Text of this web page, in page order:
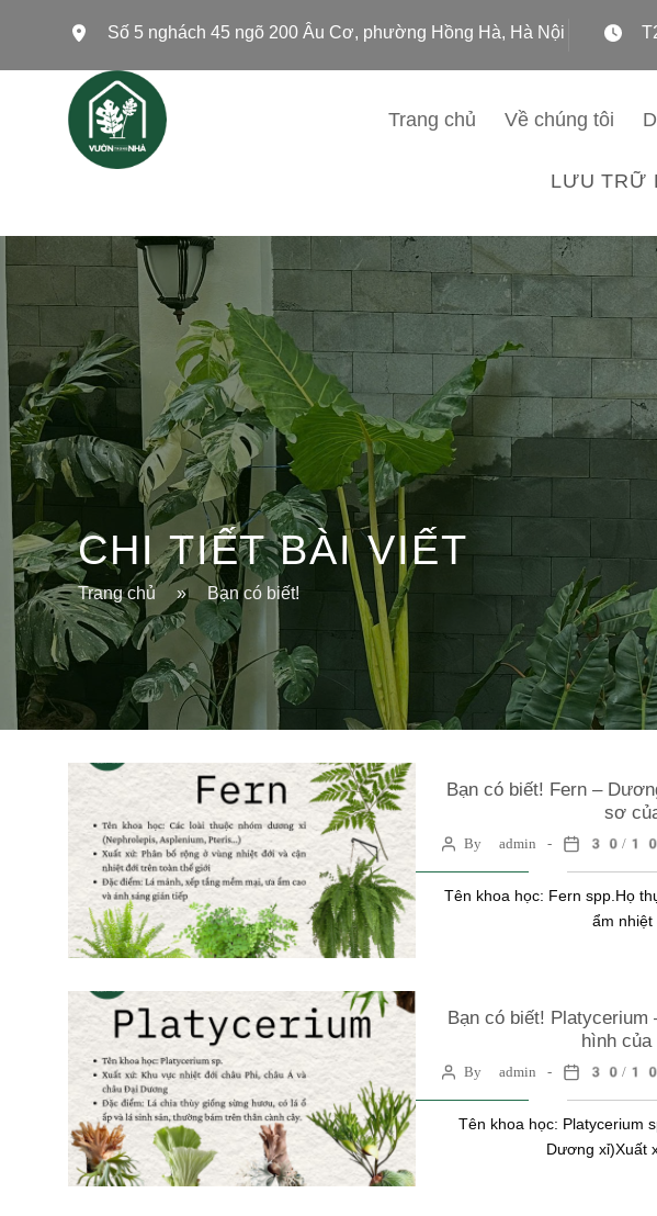
nội
Số 5 nghách 45 ngõ 200 Âu Cơ, phường Hồng Hà, Hà Nội
Trang chủ Về chúng tôi
LƯU TRỮ
CHI TIẾT BÀI VIẾT
Trang chủ » Bạn có biết!
Bạn có biết! Fern –
sơ
By admin 30/10
Tên khoa học: Fern spp.Họ
ẩm nhiệt
Bạn có biết! Platycerium
hình
By admin 30/10
Tên khoa học: Platycerium
Dương xỉ)Xuất